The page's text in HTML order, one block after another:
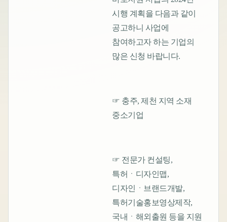
시행 계획을 다음과 같이
공고하니 사업에
참여하고자 하는 기업의
많은 신청 바랍니다.
☞ 충주, 제천 지역 소재
중소기업
☞ 전문가 컨설팅,
특허ㆍ디자인맵,
디자인ㆍ브랜드개발,
특허기술홍보영상제작,
국내ㆍ해외출원 등을 지원